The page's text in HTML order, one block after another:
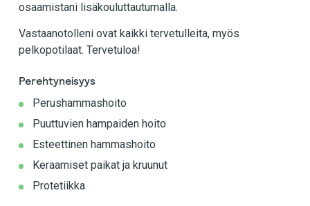
osaamistani lisäkouluttautumalla.
Vastaanotolleni ovat kaikki tervetulleita, myös
pelkopotilaat. Tervetuloa!
Perehtyneisyys
Perushammashoito
Puuttuvien hampaiden hoito
Esteettinen hammashoito
Keraamiset paikat ja kruunut
Protetiikka